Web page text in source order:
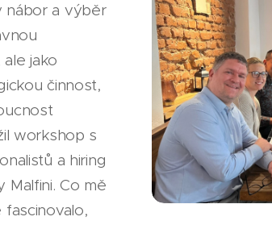
nábor a výběr
jako
činnost,
workshop s
a hiring
Malfini. Co mě